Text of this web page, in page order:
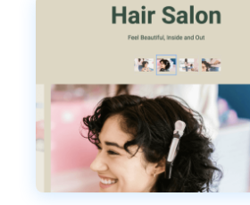
Bu şablonu kullanın